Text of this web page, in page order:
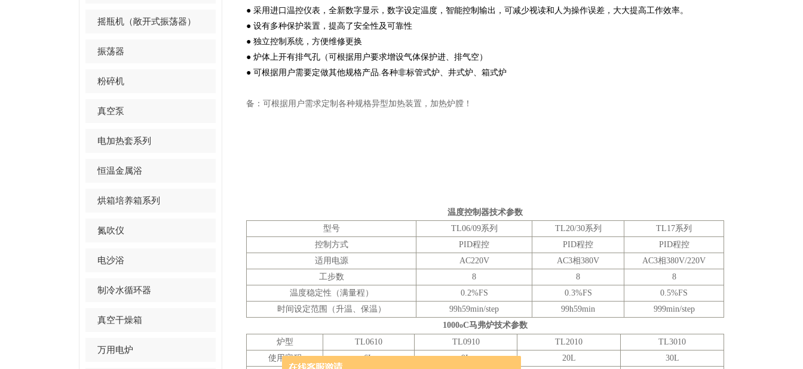
摇瓶机（敞开式振荡器）
振荡器
粉碎机
真空泵
电加热套系列
恒温金属浴
烘箱培养箱系列
氮吹仪
电沙浴
制冷水循环器
真空干燥箱
万用电炉
● 采用进口温控仪表，全新数字显示，数字设定温度，智能控制输出，可减少视读和人为操作误差，大大提高工作效率。
● 设有多种保护装置，提高了安全性及可靠性
● 独立控制系统，方便维修更换
● 炉体上开有排气孔（可根据用户要求增设气体保护进、排气空）
● 可根据用户需要定做其他规格产品.各种非标管式炉、井式炉、箱式炉
备：可根据用户需求定制各种规格异型加热装置，加热炉膛！
温度控制器技术参数
型号
TL06/09系列 TL20/30系列
TL17系列
控制方式
PID程控 PID程控
PID程控
适用电源
AC220V AC3相380V AC3相380V/220V
工步数
8 8
8
温度稳定性（满量程）
0.2%FS 0.3%FS
0.5%FS
时间设定范围（升温、保温）
99h59min/step 99h59min
999min/step
1000oC马弗炉技术参数
炉型
TL0610 TL0910 TL2010
TL3010
使用容积
6L 9L 20L
30L